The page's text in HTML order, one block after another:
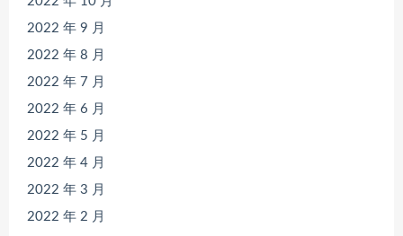
2022 年 9 月
2022 年 8 月
2022 年 7 月
2022 年 6 月
2022 年 5 月
2022 年 4 月
2022 年 3 月
2022 年 2 月